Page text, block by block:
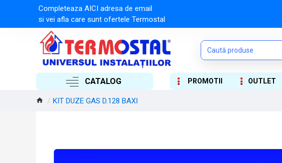
Completeaza AICI adresa de email
si vei afla care sunt ofertele Termostal
CATALOG PROMOTII OUTLET
KIT DUZE GAS D.128 BAXI